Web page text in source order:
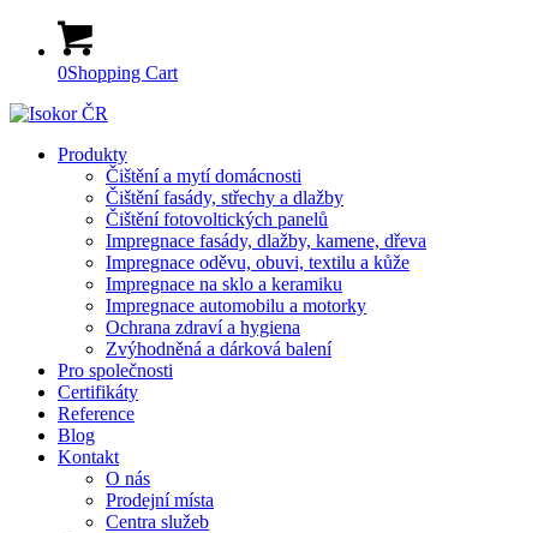
0Shopping Cart
Produkty
Čištění a mytí domácnosti
Čištění fasády, střechy a dlažby
Čištění fotovoltických panelů
Impregnace fasády, dlažby, kamene, dřeva
Impregnace oděvu, obuvi, textilu a kůže
Impregnace na sklo a keramiku
Impregnace automobilu a motorky
Ochrana zdraví a hygiena
Zvýhodněná a dárková balení
Pro společnosti
Certifikáty
Reference
Blog
Kontakt
O nás
Prodejní místa
Centra služeb